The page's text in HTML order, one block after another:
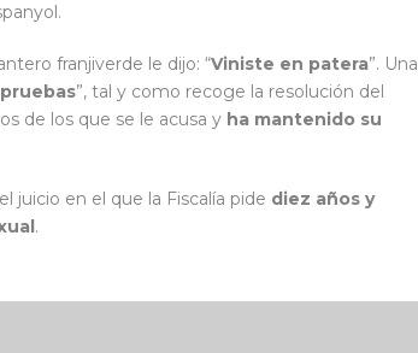
franjiverde le dijo: “Viniste en patera”. Una
”, tal y como recoge la resolución del
de los que se le acusa y ha mantenido su
el juicio en el que la Fiscalía pide diez años y
.